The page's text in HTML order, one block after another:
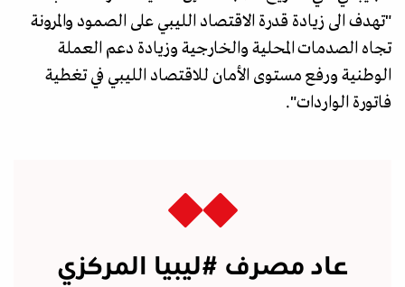
"تهدف الى زيادة قدرة الاقتصاد الليبي على الصمود والمرونة
تجاه الصدمات المحلية والخارجية وزيادة دعم العملة
الوطنية ورفع مستوى الأمان للاقتصاد الليبي في تغطية
فاتورة الواردات".
عاد مصرف #ليبيا المركزي